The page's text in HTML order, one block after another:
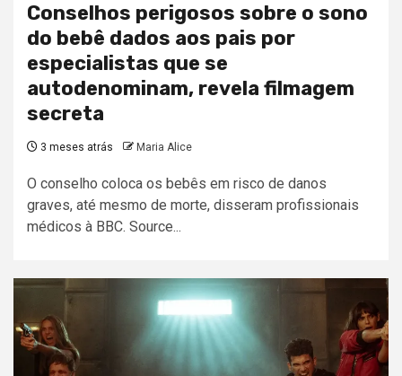
Conselhos perigosos sobre o sono
do bebê dados aos pais por
especialistas que se
autodenominam, revela filmagem
secreta
3 meses atrás Maria Alice
O conselho coloca os bebês em risco de danos
graves, até mesmo de morte, disseram profissionais
médicos à BBC. Source...